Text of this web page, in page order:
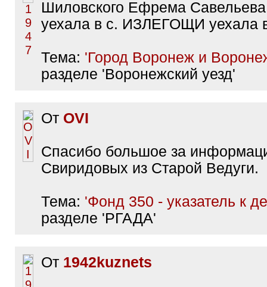
Шиловского Ефрема
уехала в с. ИЗЛЕГОЩИ уехала
Тема: 'Город Воронеж и
разделе 'Воронежский уезд'
От OVI
Спасибо большое за
Свиридовых из Старой Ведуги.
Тема: 'Фонд 350 - указатель к
разделе 'РГАДА'
От 1942kuznets